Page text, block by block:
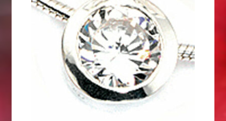
Weihnachtsangebote 2019
Weihnachtsangebote 2020
Weihnachtsangebote 2021